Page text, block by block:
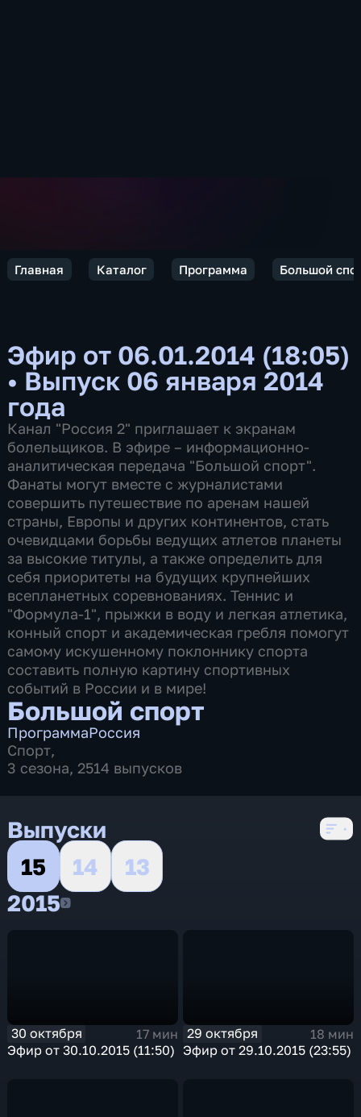
Главная Каталог Программа Большой
Эфир от 06.01.2014 (18:05)
• Выпуск 06 января 2014
года
Канал "Россия 2" приглашает к экранам
болельщиков. В эфире – информационно-
аналитическая передача "Большой спорт".
Фанаты могут вместе с журналистами
совершить путешествие по аренам нашей
страны, Европы и других континентов, стать
очевидцами борьбы ведущих атлетов планеты
за высокие титулы, а также определить для
себя приоритеты на будущих крупнейших
всепланетных соревнованиях. Теннис и
"Формула-1", прыжки в воду и легкая атлетика,
конный спорт и академическая гребля помогут
самому искушенному поклоннику спорта
составить полную картину спортивных
событий в России и в мире!
Большой спорт
ПрограммаРоссия
Спорт,
3 сезона, 2514 выпусков
Выпуски
15
14
13
20152015
30 октября
17 мин
Эфир от 30.10.2015 (11:50)
29 октября
18 мин
Эфир от 29.10.2015 (23:55)